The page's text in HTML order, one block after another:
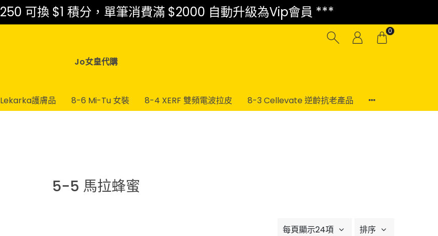
可換 $1 積分，單筆消費滿 $2000 自動升級為Vip會員 ***
0
Jo女皇代購
護膚品 8-6 Mi-Tu 女裝 8-4 XERF 雙頻電波拉皮 8-3 Cellevate 逆齡抗老產品
5-5 馬拉蜂蜜
每頁顯示24項 排序